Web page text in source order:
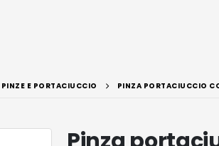
PINZE E PORTACIUCCIO PINZA PORTACIUCCIO